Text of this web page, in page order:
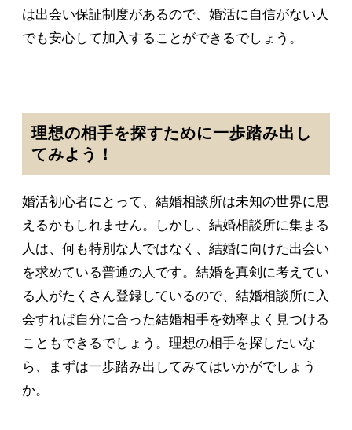
は出会い保証制度があるので、婚活に自信がない人
でも安心して加入することができるでしょう。
理想の相手を探すために一歩踏み出し
てみよう！
婚活初心者にとって、結婚相談所は未知の世界に思
えるかもしれません。しかし、結婚相談所に集まる
人は、何も特別な人ではなく、結婚に向けた出会い
を求めている普通の人です。結婚を真剣に考えてい
る人がたくさん登録しているので、結婚相談所に入
会すれば自分に合った結婚相手を効率よく見つける
こともできるでしょう。理想の相手を探したいな
ら、まずは一歩踏み出してみてはいかがでしょう
か。